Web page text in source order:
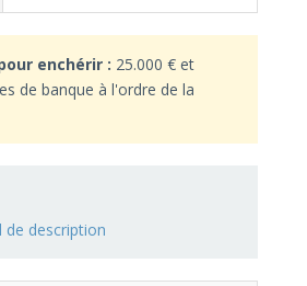
enchérir : 25.000 € et
de banque à l'ordre de la
de description